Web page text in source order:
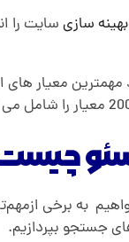
بهینه سازیسایت را
مهمترین معیار های
به برخی
جستجو بپردازیم.